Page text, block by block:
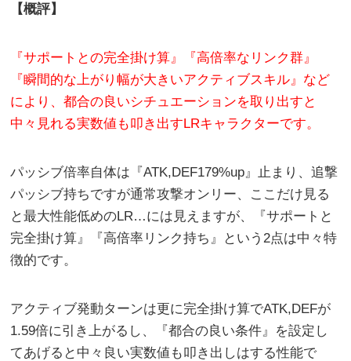
【概評】
『サポートとの完全掛け算』『高倍率なリンク群』
『瞬間的な上がり幅が大きいアクティブスキル』など
により、都合の良いシチュエーションを取り出すと
中々見れる実数値も叩き出すLRキャラクターです。
パッシブ倍率自体は『ATK,DEF179%up』止まり、追撃
パッシブ持ちですが通常攻撃オンリー、ここだけ見る
と最大性能低めのLR…には見えますが、『サポートと
完全掛け算』『高倍率リンク持ち』という2点は中々特
徴的です。
アクティブ発動ターンは更に完全掛け算でATK,DEFが
1.59倍に引き上がるし、『都合の良い条件』を設定し
てあげると中々良い実数値も叩き出しはする性能で